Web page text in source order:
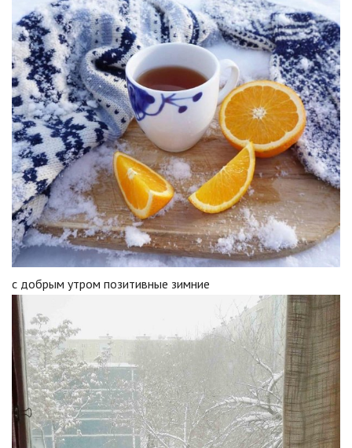
с добрым утром позитивные зимние